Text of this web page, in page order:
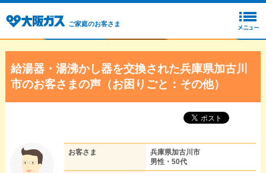
ご家庭のお客さま
給湯器・湯沸かし器を交換された兵庫県加古川
市のお客さまの声（お困りごと：その他）
お客さま
兵庫県加古川市
男性・50代